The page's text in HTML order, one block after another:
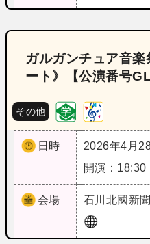
ガルガンチュア音
ート》【公演番号GL
その他
日時
2026年4月
開演：18:30
会場 石川 北國新